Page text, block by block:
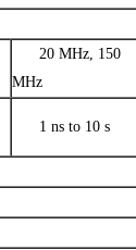
20 MHz, 150
MHz
1 ns to 10 s